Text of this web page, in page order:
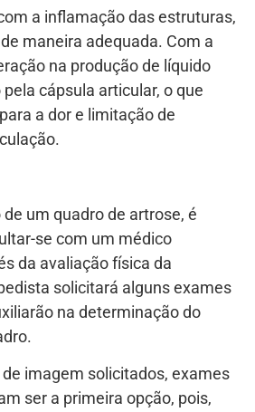
a inflamação das estruturas,
maneira adequada. Com a
na produção de líquido
cápsula articular, o que
a dor e limitação de
um quadro de artrose, é
se com um médico
da avaliação física da
solicitará alguns exames
na determinação do
imagem solicitados, exames
ser a primeira opção, pois,